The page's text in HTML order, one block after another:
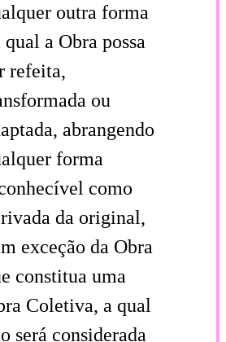
outra forma
qual a Obra possa
refeita,
ou
abrangendo
forma
como
da original,
exceção da Obra
constitua uma
Coletiva, a qual
será considerada